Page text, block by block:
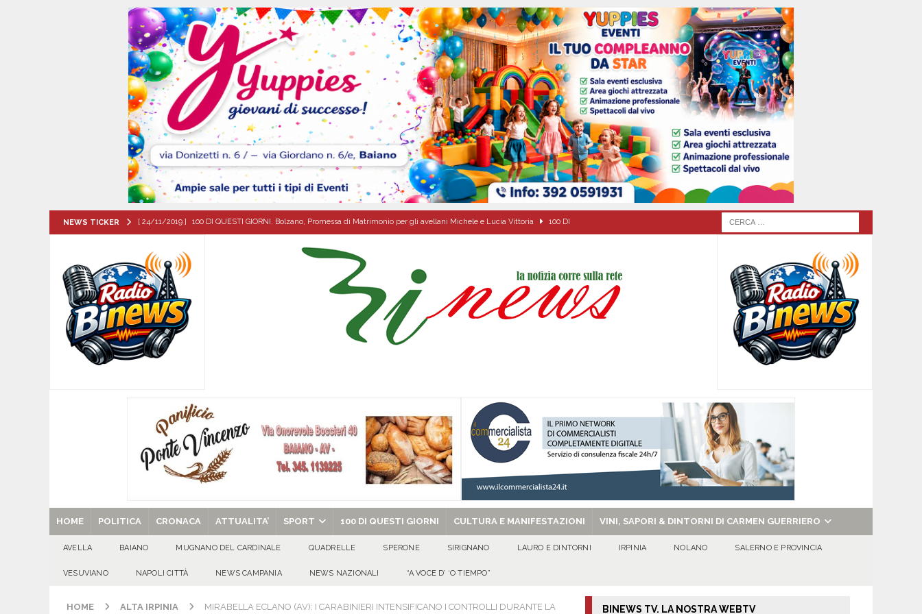
NEWS TICKER [ 24/11/2019 ] 100 DI QUESTI GIORNI. Bolzano, Promessa di Matrimonio per gli avellani Michele e Lucia Vittoria 100 DI
[ 07/08/2026 ] Visciano celebra Padre Arturo D’Onofrio: due giorni di fede nel ricordo del fondatore
MANIFESTAZIONI
[ 07/08/2026 ] MUGNANO DEL CARDINALE. L’Ipocrisia delle Apparenze e il Sociale Negato: il Caso del Centro Sociale mai
usato – abbandonato – vandalizzato e destinato al privato EVIDENZA
[ 07/08/2026 ]
una cultura collettiva. Nessuna crescita economica può prescindere dalla tutela della vita umana” CULTURA E
MANIFESTAZIONI
[ 07/08/2026 ] Casino senza KYC: cosa sono e come funzionano in Italia CULTURA E MANIFESTAZIONI
[ 29/08/2025 ] SANT’Oggi. Venerdì 29 agosto la chiesa celebra il Martirio di san Giovanni Battista e santa Sabina
HOME POLITICA CRONACA ATTUALITA’ SPORT 100 DI QUESTI GIORNI CULTURA E MANIFESTAZIONI VINI, SAPORI & DINTORNI DI CARMEN GUERRIERO
AVELLA BAIANO MUGNANO DEL CARDINALE QUADRELLE SPERONE SIRIGNANO LAURO E DINTORNI IRPINIA NOLANO SALERNO E PROVINCIA
VESUVIANO NAPOLI CITTÀ NEWS CAMPANIA NEWS NAZIONALI “A VOCE D’ ‘O TIEMPO”
HOME ALTA IRPINIA MIRABELLA ECLANO (AV): I CARABINIERI INTENSIFICANO I CONTROLLI DURANTE LA BINEWS TV. LA NOSTRA WEBTV